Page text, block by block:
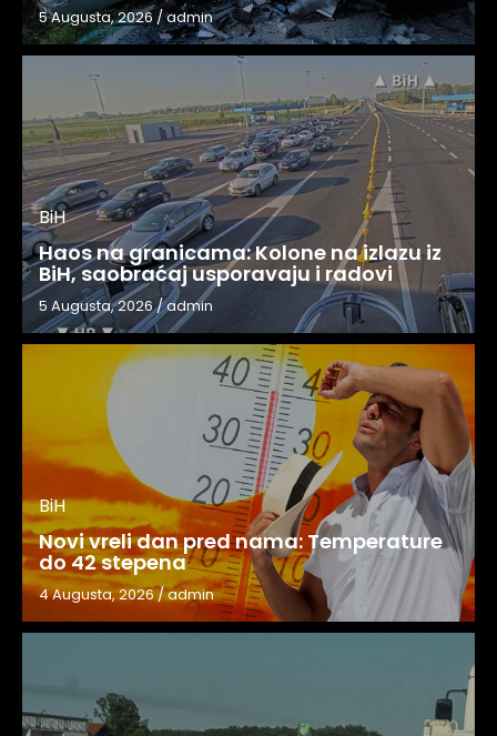
5 Augusta, 2026/admin
BiH
Haos na granicama: Kolone na izlazu iz
BiH, saobraćaj usporavaju i radovi
5 Augusta, 2026/admin
BiH
Novi vreli dan pred nama: Temperature
do 42 stepena
4 Augusta, 2026/admin